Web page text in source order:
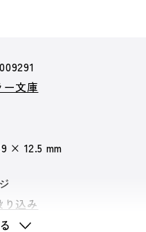
文庫
× 12.5 mm
込み